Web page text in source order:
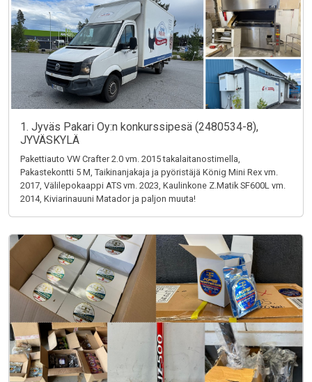
1. Jyväs Pakari Oy:n konkurssipesä (2480534-8),
JYVÄSKYLÄ
Pakettiauto VW Crafter 2.0 vm. 2015 takalaitanostimella,
Pakastekontti 5 M, Taikinanjakaja ja pyöristäjä König Mini Rex vm.
2017, Välilepokaappi ATS vm. 2023, Kaulinkone Z.Matik SF600L vm.
2014, Kiviarinauuni Matador ja paljon muuta!